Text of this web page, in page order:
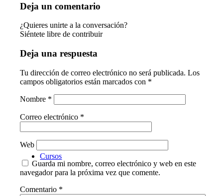
Cursos
Deja un comentario
¿Quieres unirte a la conversación?
Siéntete libre de contribuir
Deja una respuesta
Tu dirección de correo electrónico no será publicada. Los
campos obligatorios están marcados con *
Nombre *
Correo electrónico *
Web
Guarda mi nombre, correo electrónico y web en este
navegador para la próxima vez que comente.
Comentario *